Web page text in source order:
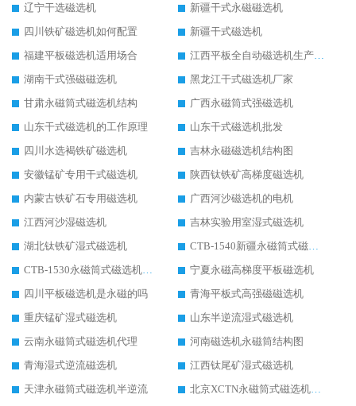
辽宁干选磁选机
新疆干式永磁磁选机
四川铁矿磁选机如何配置
新疆干式磁选机
福建平板磁选机适用场合
江西平板全自动磁选机生产厂家
湖南干式强磁磁选机
黑龙江干式磁选机厂家
甘肃永磁筒式磁选机结构
广西永磁筒式强磁选机
山东干式磁选机的工作原理
山东干式磁选机批发
四川水选褐铁矿磁选机
吉林永磁磁选机结构图
安徽锰矿专用干式磁选机
陕西钛铁矿高梯度磁选机
内蒙古铁矿石专用磁选机
广西河沙磁选机的电机
江西河沙湿磁选机
吉林实验用室湿式磁选机
湖北钛铁矿湿式磁选机
CTB-1540新疆永磁筒式磁选机
CTB-1530永磁筒式磁选机代理商
宁夏永磁高梯度平板磁选机
四川平板磁选机是永磁的吗
青海平板式高强磁磁选机
重庆锰矿湿式磁选机
山东半逆流湿式磁选机
云南永磁筒式磁选机代理
河南磁选机永磁筒结构图
青海湿式逆流磁选机
江西钛尾矿湿式磁选机
天津永磁筒式磁选机半逆流
北京XCTN永磁筒式磁选机磁块位置